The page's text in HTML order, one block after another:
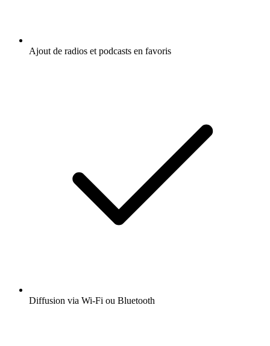
Ajout de radios et podcasts en favoris
Diffusion via Wi-Fi ou Bluetooth